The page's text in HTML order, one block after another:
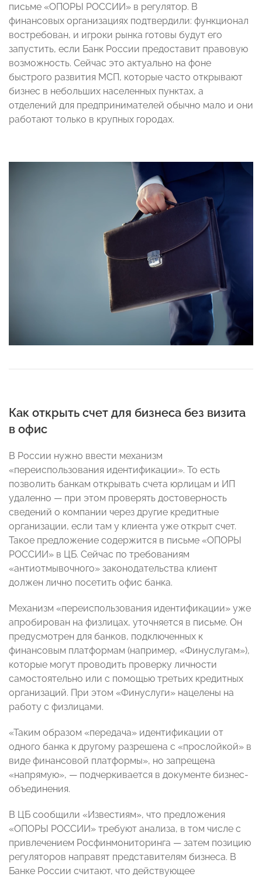
письме «ОПОРЫ РОССИИ» в регулятор. В
финансовых организациях подтвердили: функционал
востребован, и игроки рынка готовы будут его
запустить, если Банк России предоставит правовую
возможность. Сейчас это актуально на фоне
быстрого развития МСП, которые часто открывают
бизнес в небольших населенных пунктах, а
отделений для предпринимателей обычно мало и они
работают только в крупных городах.
Как открыть счет для бизнеса без визита
в офис
В России нужно ввести механизм
«переиспользования идентификации». То есть
позволить банкам открывать счета юрлицам и ИП
удаленно — при этом проверять достоверность
сведений о компании через другие кредитные
организации, если там у клиента уже открыт счет.
Такое предложение содержится в письме «ОПОРЫ
РОССИИ» в ЦБ. Сейчас по требованиям
«антиотмывочного» законодательства клиент
должен лично посетить офис банка.
Механизм «переиспользования идентификации» уже
апробирован на физлицах, уточняется в письме. Он
предусмотрен для банков, подключенных к
финансовым платформам (например, «Финуслугам»),
которые могут проводить проверку личности
самостоятельно или с помощью третьих кредитных
организаций. При этом «Финуслуги» нацелены на
работу с физлицами.
«Таким образом «передача» идентификации от
одного банка к другому разрешена с «прослойкой» в
виде финансовой платформы», но запрещена
«напрямую», — подчеркивается в документе бизнес-
объединения.
В ЦБ сообщили «Известиям», что предложения
«ОПОРЫ РОССИИ» требуют анализа, в том числе с
привлечением Росфинмониторинга — затем позицию
регуляторов направят представителям бизнеса. В
Банке России считают, что действующее